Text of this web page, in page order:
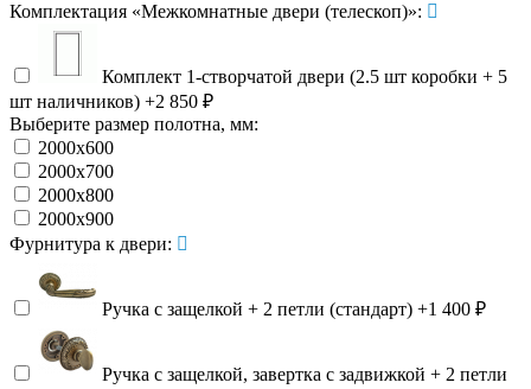
Комплектация «Межкомнатные двери (телескоп)»:
Комплект 1-створчатой двери (2.5 шт коробки + 5
шт наличников) +2 850 ₽
Выберите размер полотна, мм:
2000х600
2000х700
2000х800
2000х900
Фурнитура к двери:
Ручка с защелкой + 2 петли (стандарт) +1 400 ₽
Ручка с защелкой, завертка с задвижкой + 2 петли